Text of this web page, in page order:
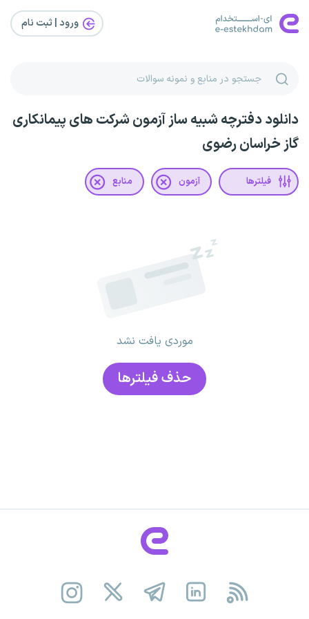
ورود | ثبت‌ نام
دانلود دفترچه شبیه ساز آزمون شرکت های پیمانکاری
گاز خراسان رضوی
فیلترها آزمون منابع
موردی یافت نشد
حذف فیلتر‌ها